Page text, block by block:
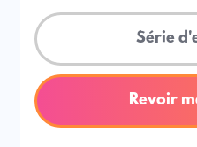
Série
Revoir